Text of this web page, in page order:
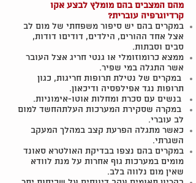
מהם המצבים בהם מומלץ לבצע אקו
קרדיוגרפיה עוברית?
במקרים בהם יש סיפור משפחתי של מום לב
אצל אחד ההורים, הילדים, דודיםו דודות,
סבים וסבתות.
ממצא כרומוזומלי או גנטי חריג אצל העובר
אשר התגלה במי שפיר.
במקרים של נטילת תרופות חריגות, כגון
תרופות נגד אפילפסיה ודיכאון.
בנשים עם סכרת ומחלות אוטו-אימוניות.
במקרה שסקירת המערכות העלתהחשד למום
לב עוברי.
כאשר מתגלה הפרעת קצב במהלך המעקב
השגרתי.
במקרים בהם נצפו בבדיקת האולטרא סאונד
מומים במערכות גוף אחרות על מנת לוודא
שאין מום נלווה בלב.